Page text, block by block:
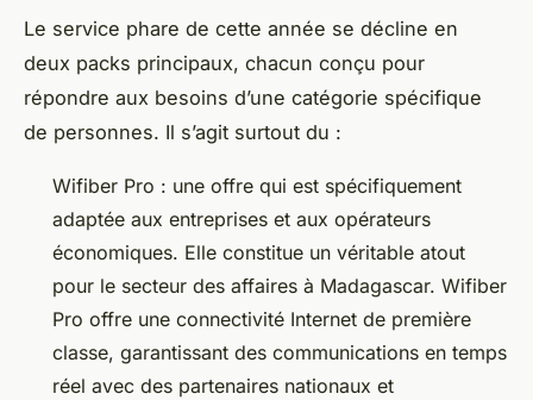
Le service phare de cette année se décline en
deux packs principaux, chacun conçu pour
répondre aux besoins d’une catégorie spécifique
de personnes. Il s’agit surtout du :
Wifiber Pro : une offre qui est spécifiquement
adaptée aux entreprises et aux opérateurs
économiques. Elle constitue un véritable atout
pour le secteur des affaires à Madagascar. Wifiber
Pro offre une connectivité Internet de première
classe, garantissant des communications en temps
réel avec des partenaires nationaux et